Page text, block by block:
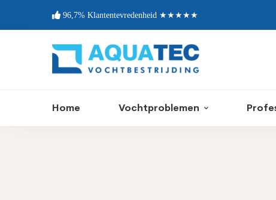
96,7% Klantentevredenheid ★★★★★
Home Vochtproblemen